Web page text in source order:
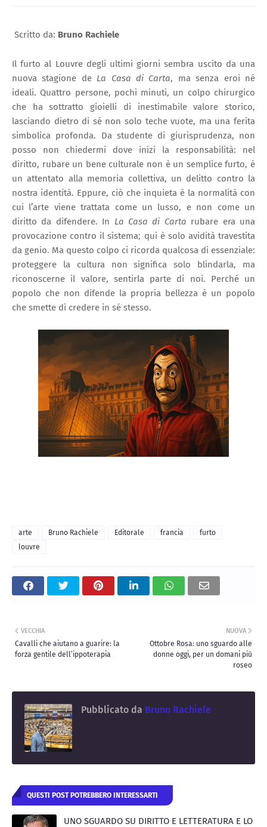
Scritto da: Bruno Rachiele
Il furto al Louvre degli ultimi giorni sembra uscito da una
nuova stagione de La Casa di Carta, ma senza eroi né
ideali. Quattro persone, pochi minuti, un colpo chirurgico
che ha sottratto gioielli di inestimabile valore storico,
lasciando dietro di sé non solo teche vuote, ma una ferita
simbolica profonda. Da studente di giurisprudenza, non
posso non chiedermi dove inizi la responsabilità: nel
diritto, rubare un bene culturale non è un semplice furto, è
un attentato alla memoria collettiva, un delitto contro la
nostra identità. Eppure, ciò che inquieta è la normalità con
cui l’arte viene trattata come un lusso, e non come un
diritto da difendere. In La Casa di Carta rubare era una
provocazione contro il sistema; qui è solo avidità travestita
da genio. Ma questo colpo ci ricorda qualcosa di essenziale:
proteggere la cultura non significa solo blindarla, ma
riconoscerne il valore, sentirla parte di noi. Perché un
popolo che non difende la propria bellezza è un popolo
che smette di credere in sé stesso.
arte Bruno Rachiele Editorale francia
furto
louvre
NUOVA
Ottobre Rosa: uno sguardo alle
donne oggi, per un domani più
roseo
VECCHIA
Cavalli che aiutano a guarire: la
forza gentile dell’ippoterapia
Pubblicato da Bruno Rachiele
QUESTI POST POTREBBERO INTERESSARTI
UNO SGUARDO SU DIRITTO E LETTERATURA E LO